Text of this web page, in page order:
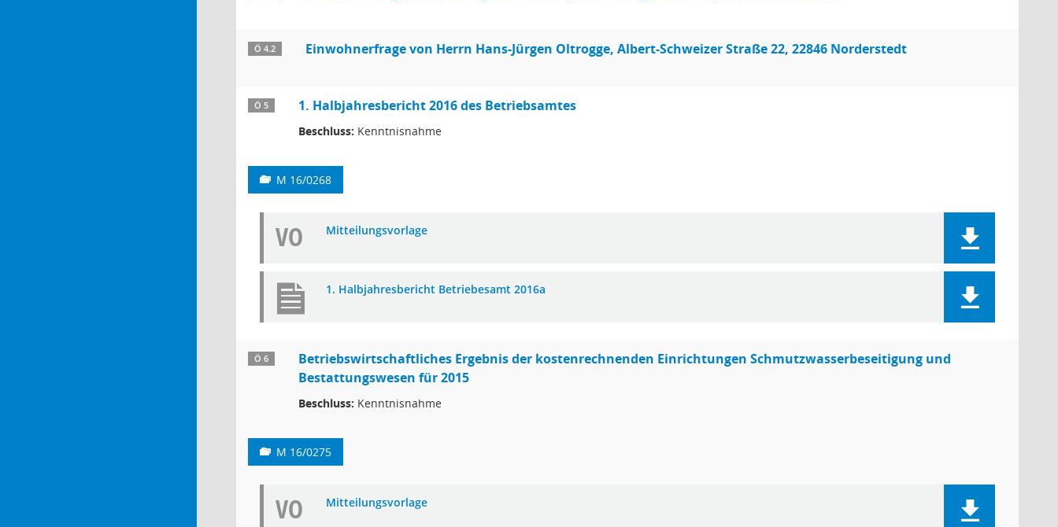
Ö 4.2 Einwohnerfrage von Herrn Hans-Jürgen Oltrogge, Albert-Schweizer Straße 22, 22846 Norderstedt
Ö 5 1. Halbjahresbericht 2016 des Betriebsamtes
Beschluss: Kenntnisnahme
M 16/0268
VO Mitteilungsvorlage
1. Halbjahresbericht Betriebesamt 2016a
Ö 6
Betriebswirtschaftliches Ergebnis der kostenrechnenden Einrichtungen Schmutzwasserbeseitigung und
Bestattungswesen für 2015
Beschluss: Kenntnisnahme
M 16/0275
VO Mitteilungsvorlage